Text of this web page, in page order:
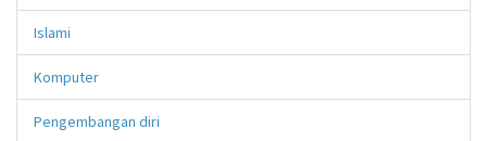
Islami
Komputer
Pengembangan diri